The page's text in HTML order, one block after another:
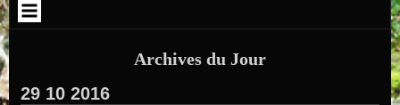
Archives du Jour
29 10 2016